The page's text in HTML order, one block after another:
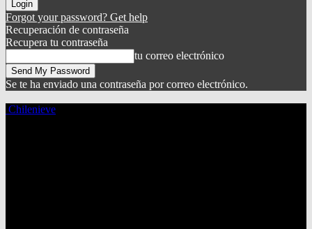
Forgot your password? Get help
Recuperación de contraseña
Recupera tu contraseña
tu correo electrónico
Se te ha enviado una contraseña por correo electrónico.
Chilenieve